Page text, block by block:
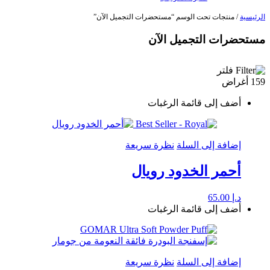
الرئيسية/ منتجات تحت الوسم “مستحضرات التجميل الآن”
مستحضرات التجميل الآن
فلتر
159 أغراض
أضف إلى قائمة الرغبات
إضافة إلى السلة نظرة سريعة
أحمر الخدود رويال
د.إ
أضف إلى قائمة الرغبات
إضافة إلى السلة نظرة سريعة